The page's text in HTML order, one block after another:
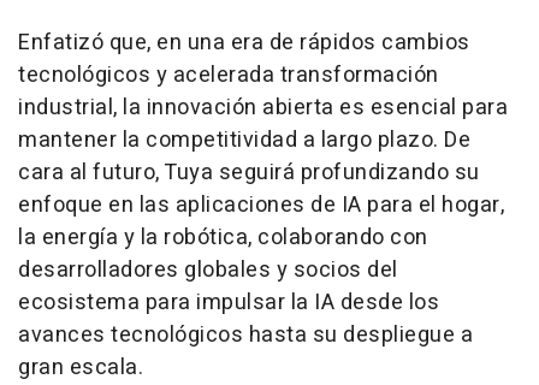
Enfatizó que, en una era de rápidos cambios
tecnológicos y acelerada transformación
industrial, la innovación abierta es esencial para
mantener la competitividad a largo plazo. De
cara al futuro, Tuya seguirá profundizando su
enfoque en las aplicaciones de IA para el hogar,
la energía y la robótica, colaborando con
desarrolladores globales y socios del
ecosistema para impulsar la IA desde los
avances tecnológicos hasta su despliegue a
gran escala.